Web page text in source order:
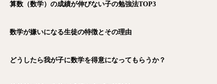
算数（数学）の成績が伸びない子の勉強法TOP3
数学が嫌いになる生徒の特徴とその理由
どうしたら我が子に数学を得意になってもらうか？